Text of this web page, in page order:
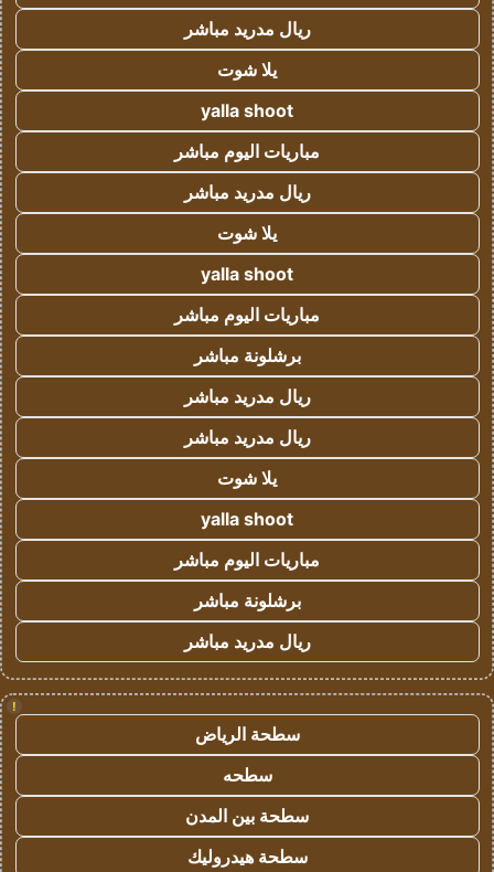
ريال مدريد مباشر
يلا شوت
yalla shoot
مباريات اليوم مباشر
ريال مدريد مباشر
يلا شوت
yalla shoot
مباريات اليوم مباشر
برشلونة مباشر
ريال مدريد مباشر
ريال مدريد مباشر
يلا شوت
yalla shoot
مباريات اليوم مباشر
برشلونة مباشر
ريال مدريد مباشر
!
سطحة الرياض
سطحه
سطحة بين المدن
سطحة هيدروليك